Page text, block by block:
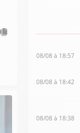
08/08 à 18:57
08/08 à 18:42
08/08 à 18:38